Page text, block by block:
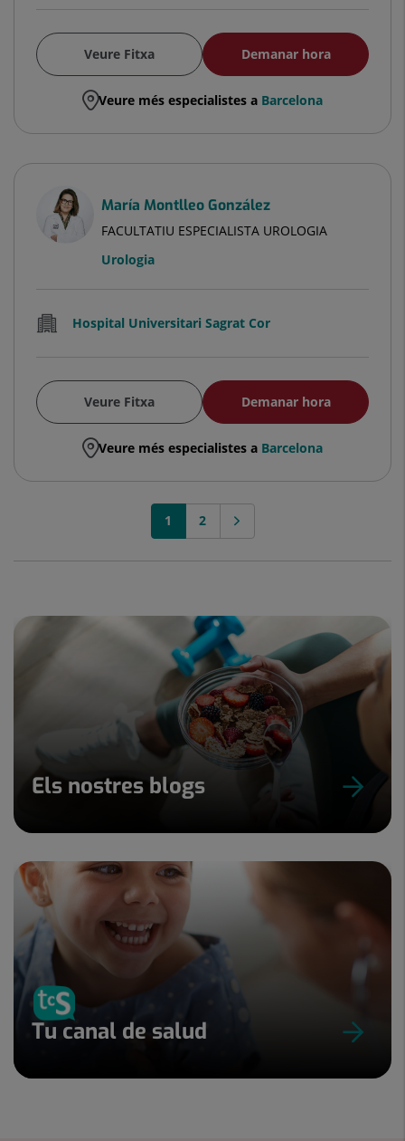
Veure Fitxa Demanar hora
Veure més especialistes a Barcelona
María Montlleo González
FACULTATIU ESPECIALISTA UROLOGIA
Urologia
Hospital Universitari Sagrat Cor
Veure Fitxa Demanar hora
Veure més especialistes a Barcelona
1 2
Els nostres blogs
Tu canal de salud